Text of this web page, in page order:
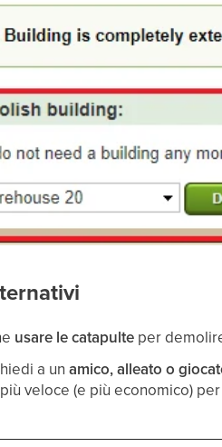
usare le catapulte per
a unamico, alleato o
veloce (e più economico)